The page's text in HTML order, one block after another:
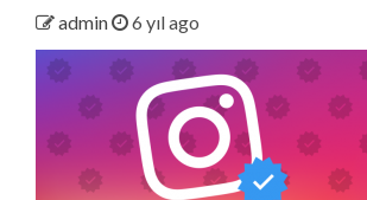
admin 6 yıl ago